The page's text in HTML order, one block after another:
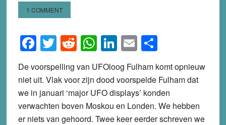
1 COMMENT
Facebook
Twitter
Reddit
WhatsApp
LinkedIn
EmailShare
De voorspelling van UFOloog Fulham komt opnieuw
niet uit. Vlak voor zijn dood voorspelde Fulham dat
we in januari ‘major UFO displays’ konden
verwachten boven Moskou en Londen. We hebben
er niets van gehoord. Twee keer eerder schreven we